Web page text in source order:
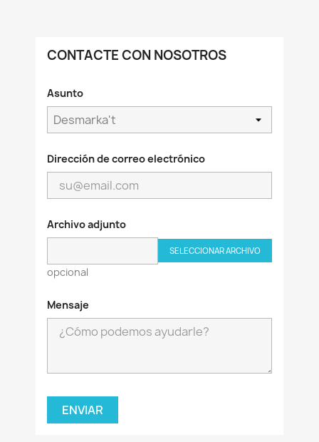
CONTACTE CON NOSOTROS
Asunto
Dirección de correo electrónico
Archivo adjunto
SELECCIONAR ARCHIVO
opcional
Mensaje